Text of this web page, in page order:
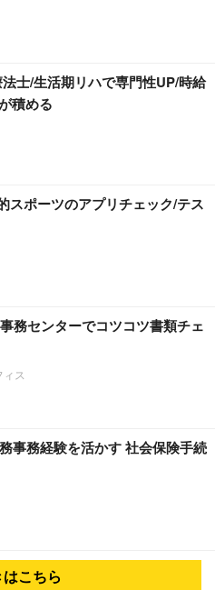
士/生活期リハで専門性UP/時給
積める
スポーツのアプリチェック/テス
務センターでコツコツ書類チェ
ス
事務経験を活かす 社会保険手続
こちら